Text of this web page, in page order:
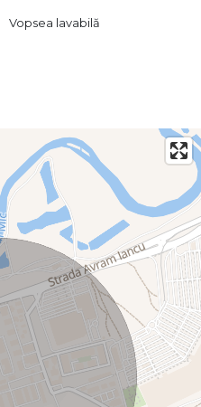
Vopsea lavabilă